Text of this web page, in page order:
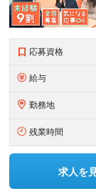
応募資格
給与
勤務地
残業時間
求人を